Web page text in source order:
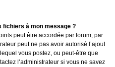
fichiers à mon message ?
peut être accordée par forum, par
peut ne pas avoir autorisé l’ajout
vous postez, ou peut-être que
l’administrateur si vous ne savez